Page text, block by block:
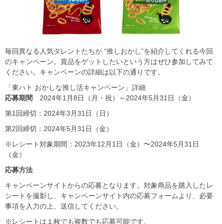
毎回異なる人気タレントたちが “推しおかし”を紹介してくれる今回
のキャンペーン。賞品をゲットしたいという方はぜひ参加してみて
ください。キャンペーンの詳細は以下の通りです。
「東ハト おかしな推し活キャンペーン」詳細
応募期間 2024年1月8日（月・祝）～2024年5月31日（金）
第1回締切：2024年3月31日（日）
第2回締切：2024年5月31日（金）
※レシート対象期間：2023年12月1日（金）〜2024年5月31日
（金）
応募方法
キャンペーンサイトからの応募となります。対象商品を購入したレ
シートを撮影し、キャンペーンサイト内の応募フォームより、必要
事項を入力の上、送信してください。
※レシートは１枚でも複数でも応募可能です。